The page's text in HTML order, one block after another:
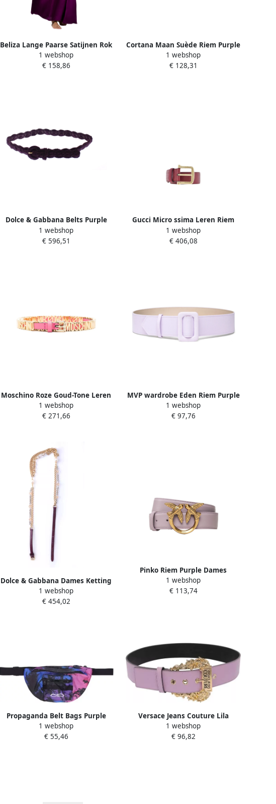
Beliza Lange Paarse Satijnen Rok
met Gouden Riem Purple Dames
1 webshop
€ 158,86
Cortana Maan Suède Riem Purple
Dames
1 webshop
€ 128,31
Dolce & Gabbana Belts Purple
Dames
1 webshop
€ 596,51
Gucci Micro ssima Leren Riem
Purple Dames
1 webshop
€ 406,08
Moschino Roze Goud-Tone Leren
Riem Purple Dames
1 webshop
€ 271,66
MVP wardrobe Eden Riem Purple
Dames
1 webshop
€ 97,76
Dolce & Gabbana Dames Ketting
Riem 1cm Purple Dames
1 webshop
€ 454,02
Pinko Riem Purple Dames
1 webshop
€ 113,74
Propaganda Belt Bags Purple
Heren
1 webshop
€ 55,46
Versace Jeans Couture Lila
Riemen voor Stijlvolle Outfits
Purple Dames
1 webshop
€ 96,82